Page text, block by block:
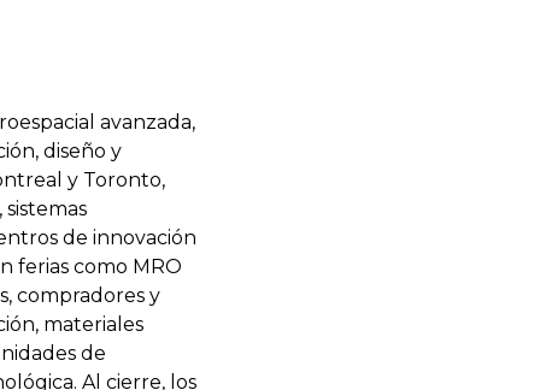
avanzada,
diseño y
y Toronto,
de innovación
ferias como MRO
compradores y
materiales
de
Al cierre, los